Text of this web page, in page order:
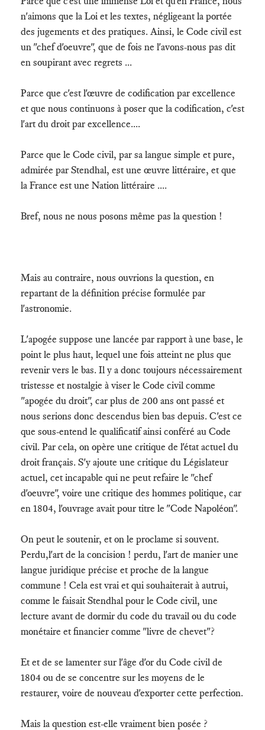
n'aimons que la Loi et les textes, négligeant la portée
des jugements et des pratiques. Ainsi, le Code civil est
un "chef d'oeuvre", que de fois ne l'avons-nous pas dit
en soupirant avec regrets ...
Parce que c'est l'œuvre de codification par excellence
et que nous continuons à poser que la codification, c'est
l'art du droit par excellence....
Parce que le Code civil, par sa langue simple et pure,
admirée par Stendhal, est une œuvre littéraire, et que
la France est une Nation littéraire ....
Bref, nous ne nous posons même pas la question !
Mais au contraire, nous ouvrions la question, en
repartant de la définition précise formulée par
l'astronomie.
L'apogée suppose une lancée par rapport à une base, le
point le plus haut, lequel une fois atteint ne plus que
revenir vers le bas. Il y a donc toujours nécessairement
tristesse et nostalgie à viser le Code civil comme
"apogée du droit", car plus de 200 ans ont passé et
nous serions donc descendus bien bas depuis. C'est ce
que sous-entend le qualificatif ainsi conféré au Code
civil. Par cela, on opère une critique de l'état actuel du
droit français. S'y ajoute une critique du Législateur
actuel, cet incapable qui ne peut refaire le "chef
d'oeuvre", voire une critique des hommes politique, car
en 1804, l'ouvrage avait pour titre le "Code Napoléon".
On peut le soutenir, et on le proclame si souvent.
Perdu,l'art de la concision ! perdu, l'art de manier une
langue juridique précise et proche de la langue
commune ! Cela est vrai et qui souhaiterait à autrui,
comme le faisait Stendhal pour le Code civil, une
lecture avant de dormir du code du travail ou du code
monétaire et financier comme "livre de chevet"?
Et et de se lamenter sur l'âge d'or du Code civil de
1804 ou de se concentre sur les moyens de le
restaurer, voire de nouveau d'exporter cette perfection.
Mais la question est-elle vraiment bien posée ?